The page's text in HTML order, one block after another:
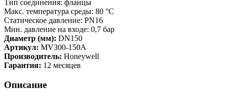
Тип соединения: фланцы
Макс. температура среды: 80 °C
Статическое давление: PN16
Мин. давление на входе: 0,7 бар
Диаметр (мм): DN150
Артикул: MV300-150A
Производитель: Honeywell
Гарантия: 12 месяцев
Описание